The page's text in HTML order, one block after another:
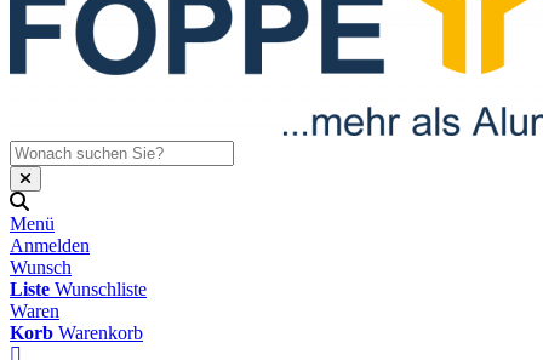
Menü
Anmelden
Wunsch
Liste Wunschliste
Waren
Korb Warenkorb